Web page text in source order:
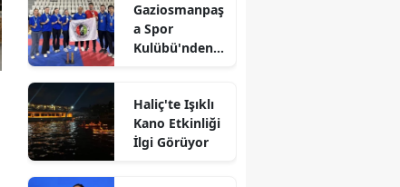
Gaziosmanpaş
a Spor
Kulübü'nden
Haliç'te Işıklı
Kano Etkinliği
İlgi Görüyor